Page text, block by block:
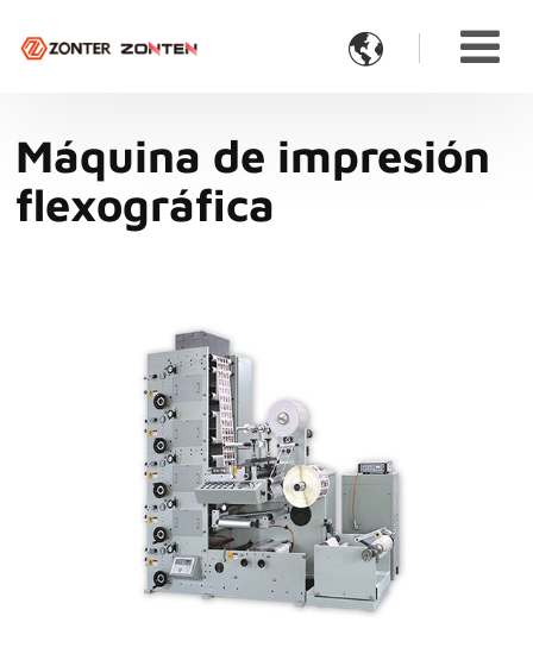

Máquina de impresión
flexográfica